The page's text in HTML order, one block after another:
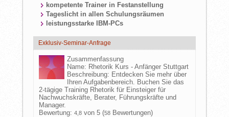
kompetente Trainer in Festanstellung
Tageslicht in allen Schulungsräumen
leistungsstarke IBM-PCs
Exklusiv-Seminar-Anfrage
Zusammenfassung
Name: Rhetorik Kurs - Anfänger Stuttgart
Beschreibung: Entdecken Sie mehr über
Ihren Aufgabenbereich. Buchen Sie das
2-tägige Training Rhetorik für Einsteiger für
Nachwuchskräfte, Berater, Führungskräfte und
Manager.
Bewertung: 4,8von 5 (58Bewertungen)